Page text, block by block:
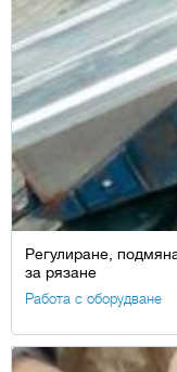
Регулиране,
за рязане
Работа с оборудване